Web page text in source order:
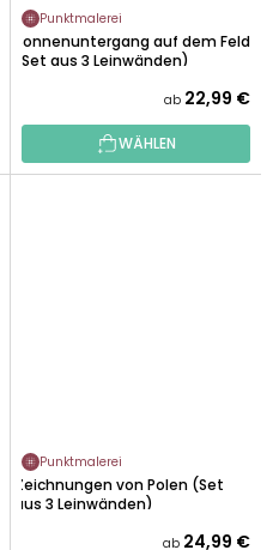
Punktmalerei
Sonnenuntergang auf dem Feld
(Set aus 3 Leinwänden)
ab 22,99 €
WÄHLEN
Punktmalerei
Zeichnungen von Polen (Set
aus 3 Leinwänden)
ab 24,99 €